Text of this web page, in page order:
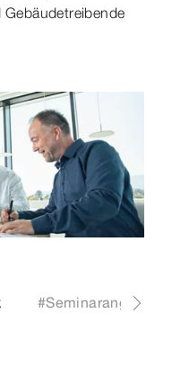
#Seminarangebot